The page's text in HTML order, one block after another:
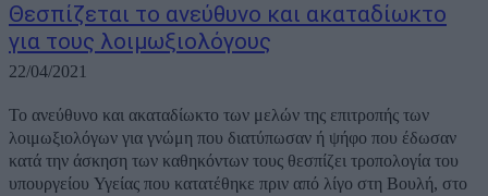
Θεσπίζεται το ανεύθυνο και ακαταδίωκτο
για τους λοιμωξιολόγους
22/04/2021
Το ανεύθυνο και ακαταδίωκτο των μελών της επιτροπής των
λοιμωξιολόγων για γνώμη που διατύπωσαν ή ψήφο που έδωσαν
κατά την άσκηση των καθηκόντων τους θεσπίζει τροπολογία του
υπουργείου Υγείας που κατατέθηκε πριν από λίγο στη Βουλή, στο